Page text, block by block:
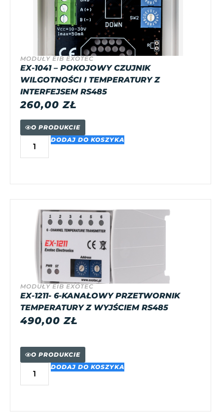
MODUŁY EIB EXOTEC
EX-1041 – POKOJOWY CZUJNIK
WILGOTNOŚCI I TEMPERATURY Z
INTERFEJSEM RS485
260,00ZŁ
O PRODUKCIE
DODAJ DO KOSZYKA
MODUŁY EIB EXOTEC
EX-1211- 6-KANAŁOWY PRZETWORNIK
TEMPERATURY Z WYJŚCIEM RS485
490,00ZŁ
O PRODUKCIE
DODAJ DO KOSZYKA